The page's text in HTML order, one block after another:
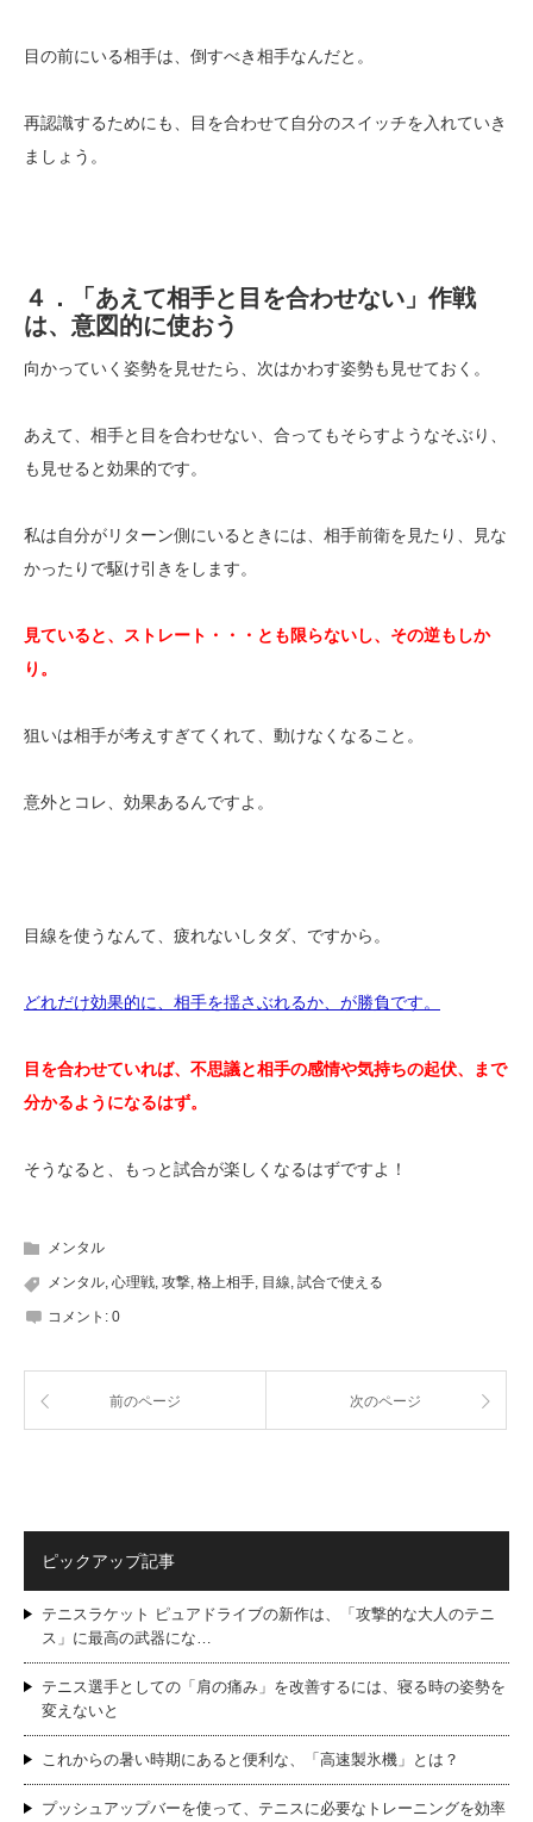
目の前にいる相手は、倒すべき相手なんだと。
再認識するためにも、目を合わせて自分のスイッチを入れていき
ましょう。
４．「あえて相手と目を合わせない」作戦
は、意図的に使おう
向かっていく姿勢を見せたら、次はかわす姿勢も見せておく。
あえて、相手と目を合わせない、合ってもそらすようなそぶり、
も見せると効果的です。
私は自分がリターン側にいるときには、相手前衛を見たり、見な
かったりで駆け引きをします。
見ていると、ストレート・・・とも限らないし、その逆もしか
り。
狙いは相手が考えすぎてくれて、動けなくなること。
意外とコレ、効果あるんですよ。
目線を使うなんて、疲れないしタダ、ですから。
どれだけ効果的に、相手を揺さぶれるか、が勝負です。
目を合わせていれば、不思議と相手の感情や気持ちの起伏、まで
分かるようになるはず。
そうなると、もっと試合が楽しくなるはずですよ！
メンタル
メンタル, 心理戦, 攻撃, 格上相手, 目線, 試合で使える
コメント: 0
前のページ 次のページ
ピックアップ記事
テニスラケット ピュアドライブの新作は、「攻撃的な大人のテニ
ス」に最高の武器にな…
テニス選手としての「肩の痛み」を改善するには、寝る時の姿勢を
変えないと
これからの暑い時期にあると便利な、「高速製氷機」とは？
プッシュアップバーを使って、テニスに必要なトレーニングを効率